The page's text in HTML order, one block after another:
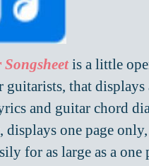
is a little
guitarists, that displays
and guitar chord
displays one page
for as large as a one